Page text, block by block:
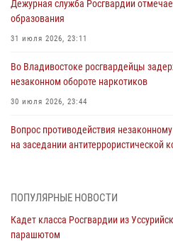
Дежурная служба Росгвардии
образования
31 июля 2026, 23:11
Во Владивостоке росгвардейцы
незаконном обороте наркотиков
30 июля 2026, 23:44
Вопрос противодействия
на заседании антитеррористической
Во Владивостоке во дворе жилого
29 июля 2026, 01:17
ПОПУЛЯРНЫЕ НОВОСТИ
Кадет класса Росгвардии из
парашютом